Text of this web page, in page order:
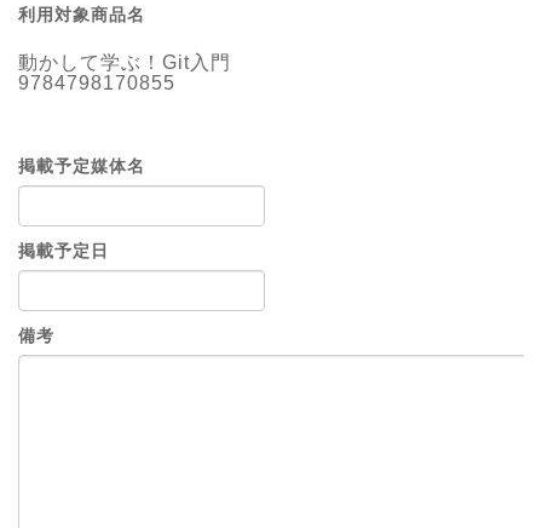
利用対象商品名
動かして学ぶ！Git入門
9784798170855
掲載予定媒体名
掲載予定日
備考